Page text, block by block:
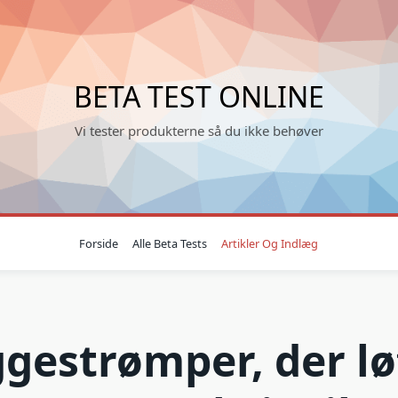
BETA TEST ONLINE
Vi tester produkterne så du ikke behøver
Forside Alle Beta Tests Artikler Og Indlæg
der